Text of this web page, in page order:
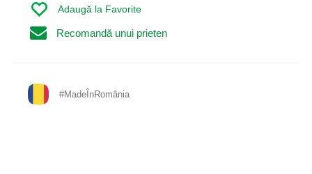
Recomandă unui prieten
Adaugă la Favorite
#MadeÎnRomânia